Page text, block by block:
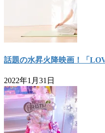
話題の水昇火降映画！「
2022年1月31日